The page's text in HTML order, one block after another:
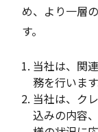
め、より一層
す。
当社は、関
務を行います
当社は、ク
込みの内容